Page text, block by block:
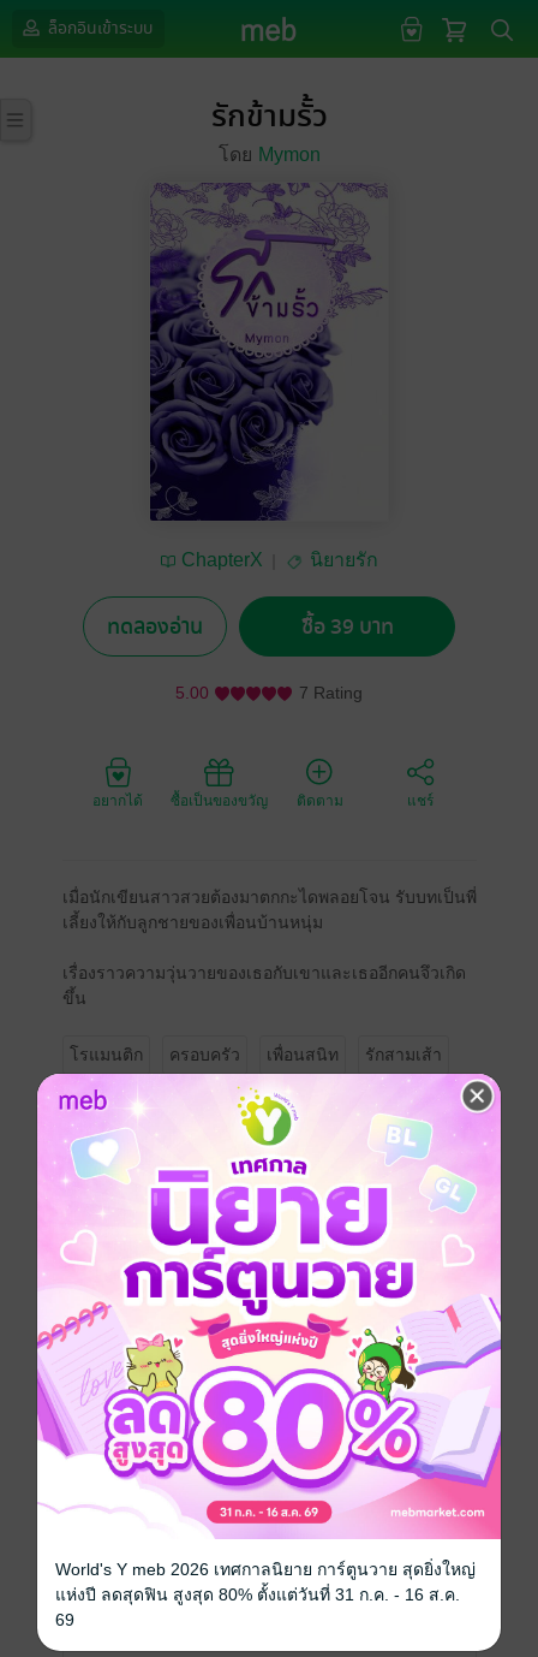
ล็อกอินเข้าระบบ
รักข้ามรั้ว
โดย Mymon
ChapterX นิยายรัก
ทดลองอ่าน ซื้อ 39 บาท
5.00 7 Rating
อยากได้ ซื้อเป็นของขวัญ ติดตาม แชร์
เมื่อนักเขียนสาวสวยต้องมาตกกะไดพลอยโจน รับบทเป็นพี่
เลี้ยงให้กับลูกชายของเพื่อนบ้านหนุ่ม
เรื่องราวความวุ่นวายของเธอกับเขาและเธออีกคนจึวเกิด
ขึ้น
โรแมนติก ครอบครัว เพื่อนสนิท รักสามเส้า
ประเภทไฟล์ pdf, epub (สารบัญ)
วันที่วางขาย 24 ธันวาคม 2563
ความยาว 105 หน้า (≈ 16,158 คำ)
ราคาปก 49 บาท (ประหยัด 20%)
เรื่องที่คุณน่าจะสนใจ
เขียนรีวิวและให้เรตติ้ง
World's Y meb 2026 เทศกาลนิยาย การ์ตูนวาย สุดยิ่งใหญ่
แห่งปี ลดสุดฟิน สูงสุด 80% ตั้งแต่วันที่ 31 ก.ค. - 16 ส.ค.
69